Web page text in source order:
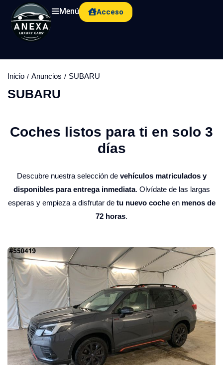
Menú Acceso
Inicio Anuncios SUBARU
SUBARU
Coches listos para ti en solo 3
días​
Descubre nuestra selección de vehículos matriculados y
disponibles para entrega inmediata. Olvídate de las largas
esperas y empieza a disfrutar de tu nuevo cocheen menos de
72 horas.